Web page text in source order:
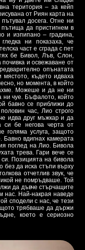
територия – за кейп
от Риян карта на
досега. Отне ни
да пристигнем в
и изпипано – градина,
ни показаха, че
част е сграда с пет
бе Бивол, Лъв, Слон,
и освежаване от
опънатата
където идваха
но момента, в който
Можеше и да не ни
ни чуе. Бъфалото, който
бавно се приближи до
час, Лио строго
идва друг мъжкар и да
бе негова черта от
голяма услуга, защото
Бавно вдигнах камерата
поглед на Лио. Бивола
трева. Гари вече се
Позицията на бивола
да иска стъпи върху
отчетлив звук, че
не помръдваше. Той
да дъвче стърчащите
нас. Най-накрая наведе
сподели с нас, че тези
трябваше да държи
което е сериозно